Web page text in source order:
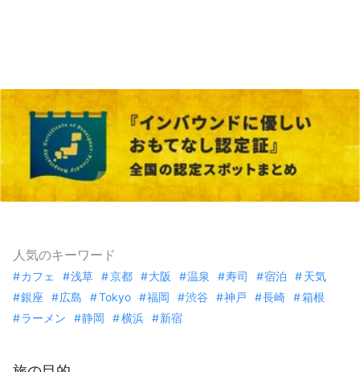
人気のキーワード
カフェ 浅草 京都 大阪 温泉 寿司 宿泊
天気
銀座
広島 Tokyo 福岡 渋谷 神戸 長崎
箱根
ラーメン
静岡 横浜 新宿